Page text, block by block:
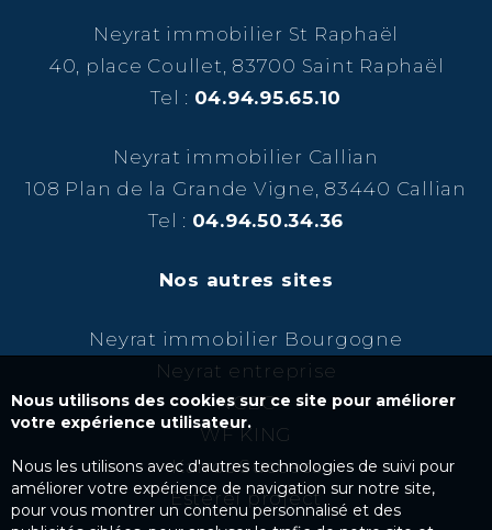
Neyrat immobilier St Raphaël
40, place Coullet, 83700 Saint Raphaël
Tel : 04.94.95.65.10
Neyrat immobilier Callian
108 Plan de la Grande Vigne, 83440 Callian
Tel : 04.94.50.34.36
Nos autres sites
Neyrat immobilier Bourgogne
Neyrat entreprise
NCBC
WF KING
Kairos Success
Esterel project
Nous utilisons des cookies sur ce site pour améliorer
votre expérience utilisateur.
Nous les utilisons avec d'autres technologies de suivi pour
améliorer votre expérience de navigation sur notre site,
pour vous montrer un contenu personnalisé et des